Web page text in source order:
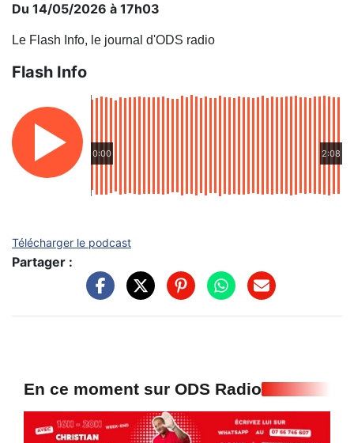
Du 14/05/2026 à 17h03
Le Flash Info, le journal d'ODS radio
Flash Info
0:00 2:08
Télécharger le podcast
Partager :
En ce moment sur ODS Radio